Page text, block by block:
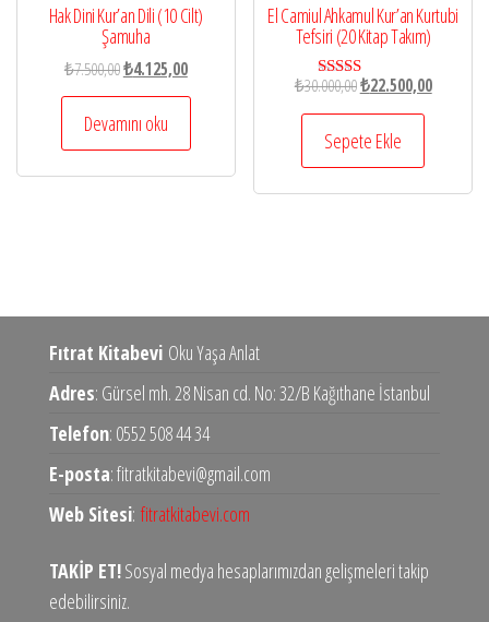
Hak Dini Kur’an Dili (10 Cilt)
Şamuha
₺7.500,00Orijinal
fiyat:
₺7.500,00.
₺4.125,00Şu
andaki
₺4.125,00.
Devamını oku
El Camiul Ahkamul Kur’an Kurtubi
Tefsiri (20 Kitap Takım)
5 üzerinden
₺30.000,00Orijinal
fiyat:
₺30.000,00.
₺22.500,00Şu
Sepete Ekle
Fıtrat Kitabevi Oku Yaşa Anlat
Adres: Gürsel mh. 28 Nisan cd. No: 32/B Kağıthane İstanbul
Telefon: 0552 508 44 34
E-posta: fitratkitabevi@gmail.com
Web Sitesi: fitratkitabevi.com
TAKİP ET!Sosyal medya hesaplarımızdan gelişmeleri takip
edebilirsiniz.